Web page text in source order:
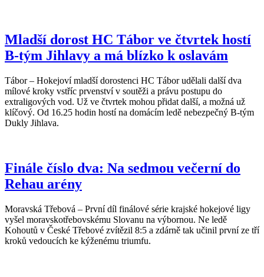
Mladší dorost HC Tábor ve čtvrtek hostí
B-tým Jihlavy a má blízko k oslavám
Tábor – Hokejoví mladší dorostenci HC Tábor udělali další dva
mílové kroky vstříc prvenství v soutěži a právu postupu do
extraligových vod. Už ve čtvrtek mohou přidat další, a možná už
klíčový. Od 16.25 hodin hostí na domácím ledě nebezpečný B-tým
Dukly Jihlava.
Finále číslo dva: Na sedmou večerní do
Rehau arény
Moravská Třebová – První díl finálové série krajské hokejové ligy
vyšel moravskotřebovskému Slovanu na výbornou. Ne ledě
Kohoutů v České Třebové zvítězil 8:5 a zdárně tak učinil první ze tří
kroků vedoucích ke kýženému triumfu.